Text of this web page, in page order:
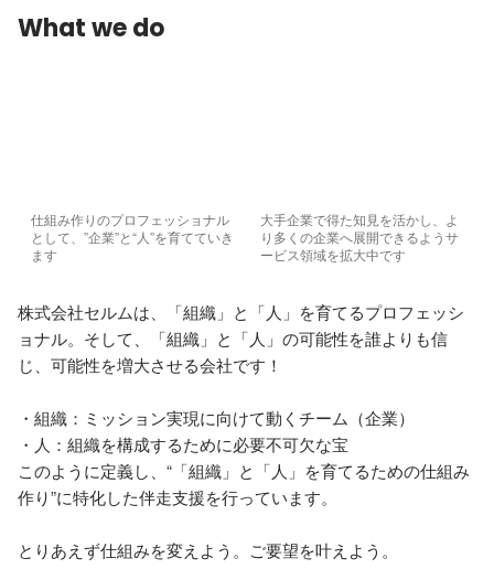
What we do
仕組み作りのプロフェッショナル
として、”企業”と“人”を育てていき
ます
大手企業で得た知見を活かし、よ
り多くの企業へ展開できるようサ
ービス領域を拡大中です
株式会社セルムは、「組織」と「人」を育てるプロフェッシ
ョナル。そして、「組織」と「人」の可能性を誰よりも信
じ、可能性を増大させる会社です！
・組織：ミッション実現に向けて動くチーム（企業）
・人：組織を構成するために必要不可欠な宝
このように定義し、“「組織」と「人」を育てるための仕組み
作り”に特化した伴走支援を行っています。
とりあえず仕組みを変えよう。ご要望を叶えよう。